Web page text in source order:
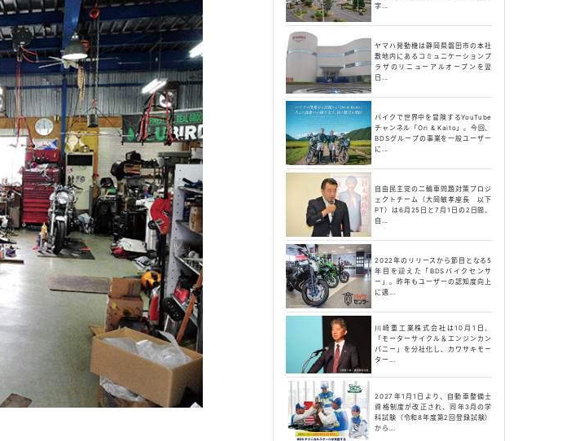
字...
ヤマハ発動機は静岡県磐田市の本社
敷地内にあるコミュニケーションプ
ラザのリニューアルオープンを翌
日...
バイクで世界中を冒険するYouTube
チャンネル「Ori & Kaito」。今回、
BDSグループの事業を一般ユーザー
に...
自由民主党の二輪車問題対策プロジ
ェクトチーム（大岡敏孝座長 以下
PT）は6月25日と7月1日の2日間、
自...
2022年のリリースから節目となる5
年目を迎えた「BDSバイクセンサ
ー」。昨年もユーザーの認知度向上
に邁...
川崎重工業株式会社は10月1日、
「モーターサイクル＆エンジンカン
パニー」を分社化し、カワサキモー
ター...
2027年1月1日より、自動車整備士
資格制度が改正され、同年3月の学
科試験（令和8年度第2回登録試験）
から...